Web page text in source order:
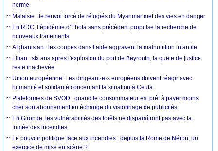
norme
Malaisie : le renvoi forcé de réfugiés du Myanmar met des vies en danger
En RDC, l’épidémie d’Ebola sans précédent propulse la recherche de
nouveaux traitements
Afghanistan : les coupes dans l’aide aggravent la malnutrition infantile
Liban : six ans après l'explosion du port de Beyrouth, la quête de justice
reste inachevée
Union européenne. Les dirigeant·e·s européens doivent réagir avec
humanité et solidarité concernant la situation à Ceuta
Plateformes de SVOD : quand le consommateur est prêt à payer moins
cher son abonnement en échange du visionnage de publicités
En Gironde, les vulnérabilités des forêts ne disparaîtront pas avec la
fumée des incendies
Le pouvoir politique face aux incendies : depuis la Rome de Néron, un
exercice de mise en scène ?